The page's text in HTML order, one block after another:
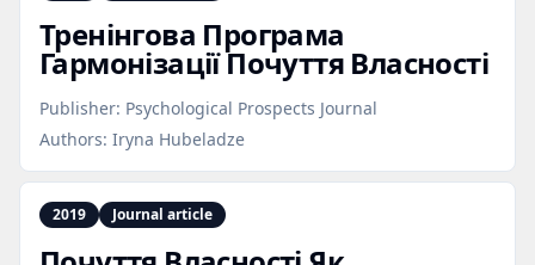
Тренінгова Програма
Гармонізації Почуття Власності
Publisher: Psychological Prospects Journal
Authors: Iryna Hubeladze
2019 Journal article